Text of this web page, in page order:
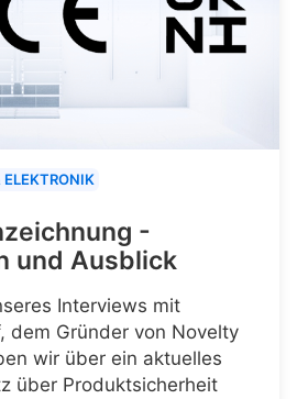
ELEKTRONIK
-
und Ausblick
Interviews mit
dem Gründer von Novelty
wir über ein aktuelles
über Produktsicherheit